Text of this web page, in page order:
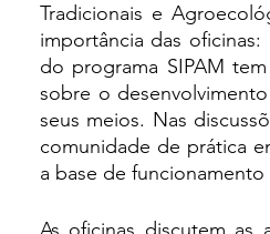
Tradicionais e
importância das oficinas:
do programa SIPAM
sobre o
seus meios. Nas
comunidade de prática
a base de